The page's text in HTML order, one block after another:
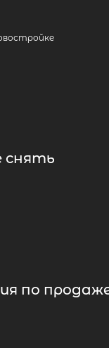
7-я
соток
снять
по